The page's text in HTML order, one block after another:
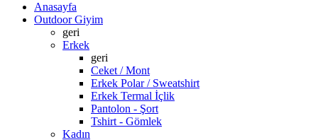
Anasayfa
Outdoor Giyim
geri
Erkek
geri
Ceket / Mont
Erkek Polar / Sweatshirt
Erkek Termal İçlik
Pantolon - Şort
Tshirt - Gömlek
Kadın